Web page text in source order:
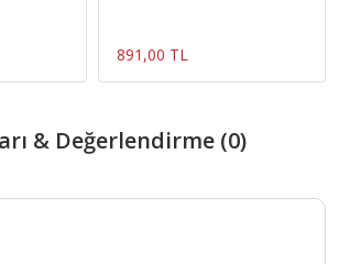
891,00 TL
& Değerlendirme (0)